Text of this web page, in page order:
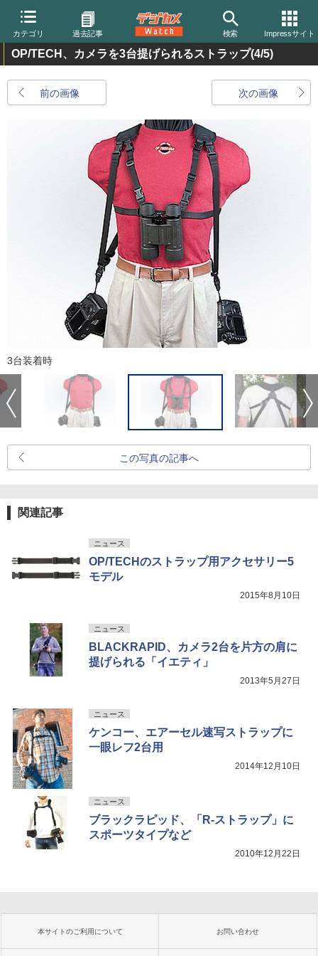
カテゴリ 過去記事 検索 Impressサイト
OP/TECH、カメラを3台提げられるストラップ(4/5)
前の画像 次の画像
3台装着時
この写真の記事へ
関連記事
ニュース
OP/TECHのストラップ用アクセサリー5
モデル
2015年8月10日
ニュース
BLACKRAPID、カメラ2台を片方の肩に
提げられる「イエティ」
2013年5月27日
ニュース
ケンコー、エアーセル速写ストラップに
一眼レフ2台用
2014年12月10日
ニュース
ブラックラピッド、「R-ストラップ」に
スポーツタイプなど
2010年12月22日
本サイトのご利用について お問い合わせ